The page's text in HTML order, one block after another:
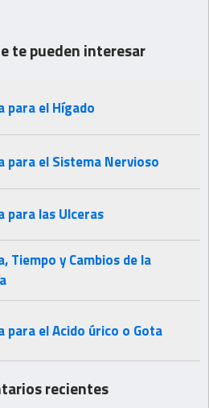
te pueden interesar
para el Hígado
para el Sistema Nervioso
para las Ulceras
Tiempo y Cambios de la
para el Acido úrico o Gota
recientes